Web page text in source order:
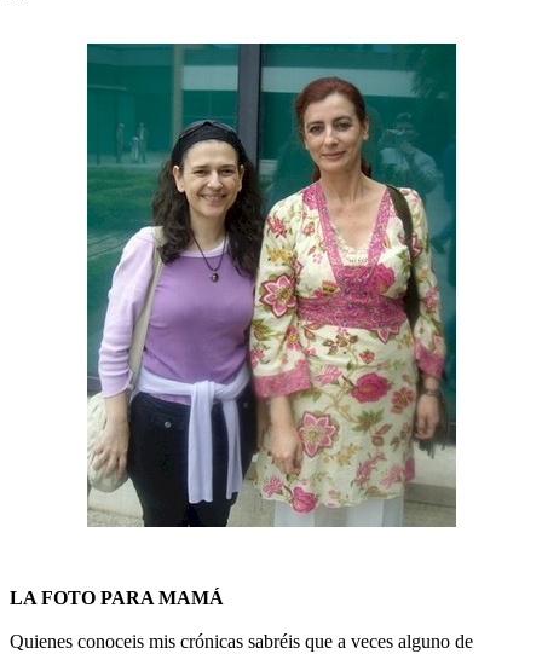
LA FOTO PARA MAMÁ
Quienes conoceis mis crónicas sabréis que a veces alguno de